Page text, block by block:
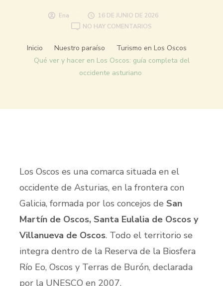
Ena
16 DE JUNIO DE 2026
NO HAY COMENTARIOS
Inicio Nuestro paraíso
Turismo en Los Oscos
Qué ver y hacer en Los Oscos: guía completa del
occidente asturiano
Los Oscos es una comarca situada en el
occidente de Asturias, en la frontera con
Galicia, formada por los concejos de San
Martín de Oscos, Santa Eulalia de Oscos y
Villanueva de Oscos. Todo el territorio se
integra dentro de la Reserva de la Biosfera
Río Eo, Oscos y Terras de Burón, declarada
por la UNESCO en 2007.